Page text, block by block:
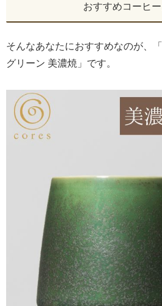
おすすめコーヒ
そんなあなたにおすすめなのが、
グリーン 美濃焼」です。